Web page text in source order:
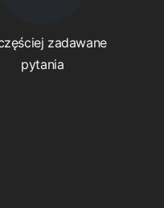
zadawane
pytania